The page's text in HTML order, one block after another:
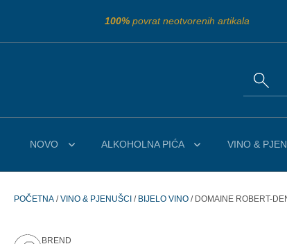
100%povrat neotvorenih artikala
NOVO ALKOHOLNA PIĆA VINO &
POČETNA /VINO & PJENUŠCI / BIJELO VINO / DOMAINE ROBERT-
BREND